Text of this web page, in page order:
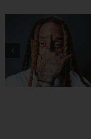
Drake နဲ့
Cee တို့ ပေါင်
ထားတဲ့ Which